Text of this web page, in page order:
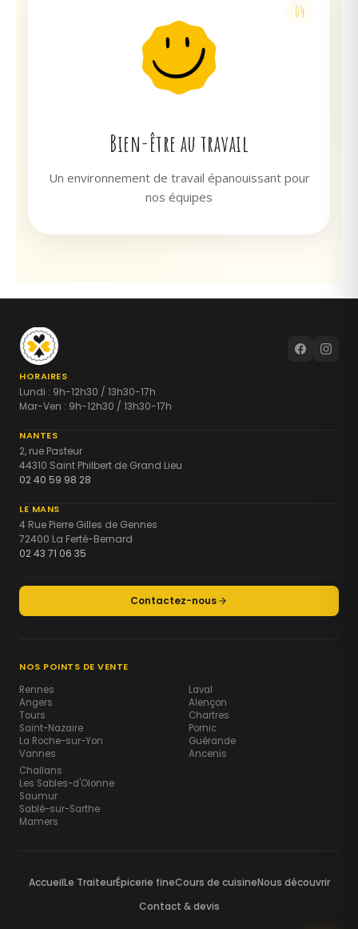
04
Bien-être au travail
Un environnement de travail épanouissant pour
nos équipes
HORAIRES
Lundi : 9h-12h30 / 13h30-17h
Mar-Ven : 9h-12h30 / 13h30-17h
NANTES
2, rue Pasteur
44310 Saint Philbert de Grand Lieu
02 40 59 98 28
LE MANS
4 Rue Pierre Gilles de Gennes
72400 La Ferté-Bernard
02 43 71 06 35
Contactez-nous
NOS POINTS DE VENTE
Rennes
Angers
Tours
Saint-Nazaire
La Roche-sur-Yon
Vannes
Laval
Alençon
Chartres
Pornic
Guérande
Ancenis
Challans
Les Sables-d'Olonne
Saumur
Sablé-sur-Sarthe
Mamers
AccueilLe TraiteurÉpicerie fineCours de cuisineNous découvrir
Contact & devis